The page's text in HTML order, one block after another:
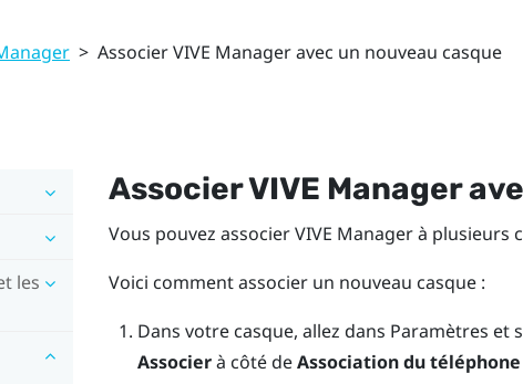
> Associer VIVE Manager avec un nouveau casque
les
AssocierVIVE Manager
Vous pouvez associerVIVE Managerà plusieurs
Voici comment associer un nouveau casque :
Dans votre casque, allez dans Paramètres et
Associerà côté deAssociation du téléphone